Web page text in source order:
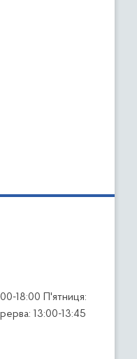
18:00 П'ятниця:
13:00-13:45